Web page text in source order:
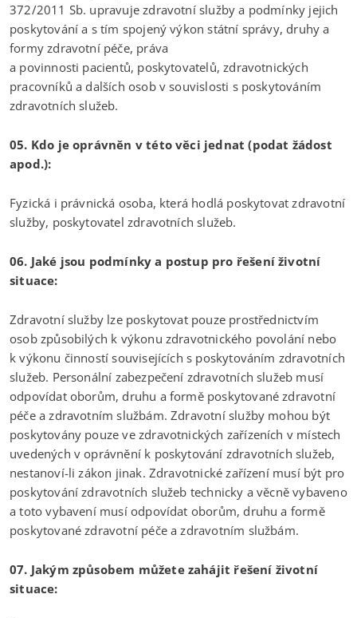
372/2011 Sb. upravuje zdravotní služby a podmínky jejich
poskytování a s tím spojený výkon státní správy, druhy a
formy zdravotní péče, práva
a povinnosti pacientů, poskytovatelů, zdravotnických
pracovníků a dalších osob v souvislosti s poskytováním
zdravotních služeb.
05. Kdo je oprávněn v této věci jednat (podat žádost
apod.):
Fyzická i právnická osoba, která hodlá poskytovat zdravotní
služby, poskytovatel zdravotních služeb.
06. Jaké jsou podmínky a postup pro řešení životní
situace:
Zdravotní služby lze poskytovat pouze prostřednictvím
osob způsobilých k výkonu zdravotnického povolání nebo
k výkonu činností souvisejících s poskytováním zdravotních
služeb. Personální zabezpečení zdravotních služeb musí
odpovídat oborům, druhu a formě poskytované zdravotní
péče a zdravotním službám. Zdravotní služby mohou být
poskytovány pouze ve zdravotnických zařízeních v místech
uvedených v oprávnění k poskytování zdravotních služeb,
nestanoví-li zákon jinak. Zdravotnické zařízení musí být pro
poskytování zdravotních služeb technicky a věcně vybaveno
a toto vybavení musí odpovídat oborům, druhu a formě
poskytované zdravotní péče a zdravotním službám.
07. Jakým způsobem můžete zahájit řešení životní
situace: